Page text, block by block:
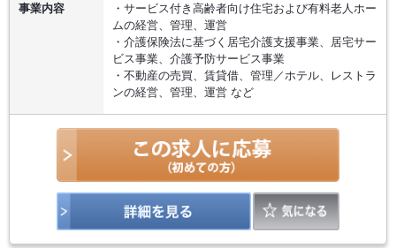
事業内容
・サービス付き高齢者向け住宅および有料老人ホー
ムの経営、管理、運営
・介護保険法に基づく居宅介護支援事業、居宅サー
ビス事業、介護予防サービス事業
・不動産の売買、賃貸借、管理／ホテル、レストラ
ンの経営、管理、運営 など